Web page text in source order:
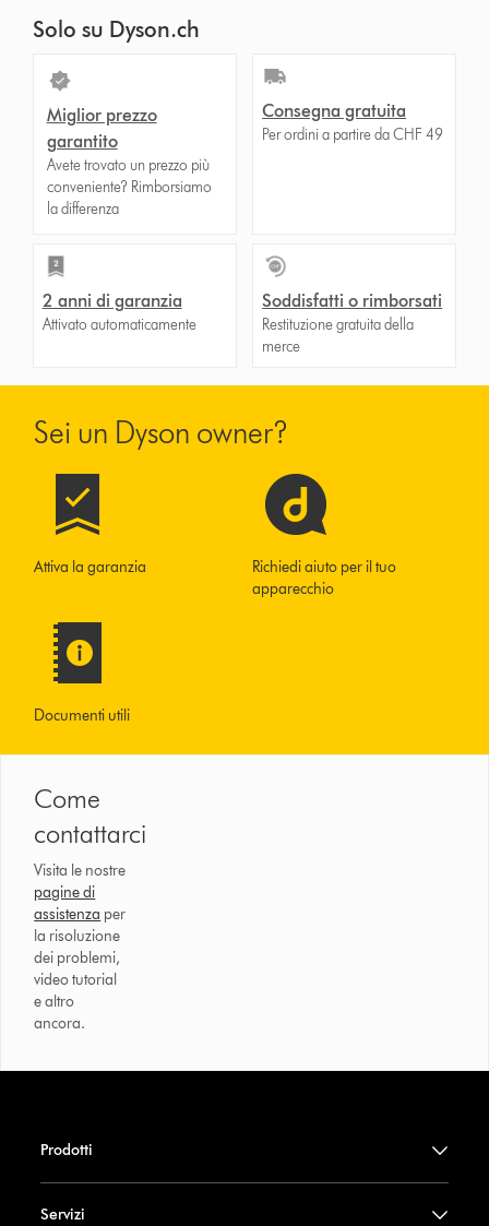
Solo su Dyson.ch
Miglior prezzo
garantito
Avete trovato un prezzo più
conveniente? Rimborsiamo
la differenza
Consegna gratuita
Per ordini a partire da CHF 49
2 anni di garanzia
Attivato automaticamente
Soddisfatti o rimborsati
Restituzione gratuita della
merce
Sei un Dyson owner?
Attiva la garanzia
Richiedi aiuto per il tuo
apparecchio
Documenti utili
Come
contattarci
Visita le nostre
pagine di
assistenza per
la risoluzione
dei problemi,
video tutorial
e altro
ancora.
Prodotti
Servizi